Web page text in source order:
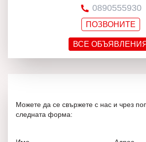
0890555930
ПОЗВОНИТЕ
ВСЕ ОБЪЯВЛЕНИЯ
Можете да се свържете с нас и чрез
следната форма: